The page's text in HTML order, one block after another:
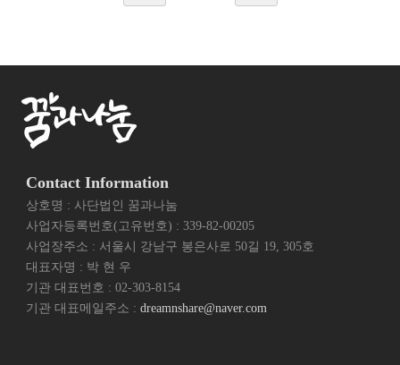
Contact Information
상호명 : 사단법인 꿈과나눔
사업자등록번호(고유번호) : 339-82-00205
사업장주소 : 서울시 강남구 봉은사로 50길 19, 305호
대표자명 : 박 현 우
기관 대표번호 : 02-303-8154
기관 대표메일주소 : dreamnshare@naver.com